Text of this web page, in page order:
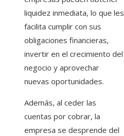
liquidez inmediata, lo que les
facilita cumplir con sus
obligaciones financieras,
invertir en el crecimiento del
negocio y aprovechar
nuevas oportunidades.
Además, al ceder las
cuentas por cobrar, la
empresa se desprende del